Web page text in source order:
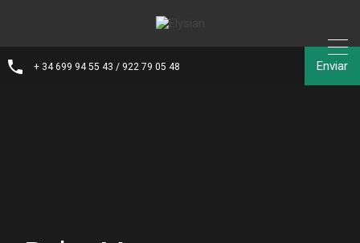
+ 34 699 94 55 43 / 922 79 05 48 Enviar